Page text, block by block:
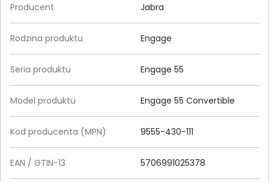
Producent Jabra
Rodzina produktu Engage
Seria produktu Engage 55
Model produktu Engage 55 Convertible
Kod producenta (MPN) 9555-430-111
EAN / GTIN-13 5706991025378